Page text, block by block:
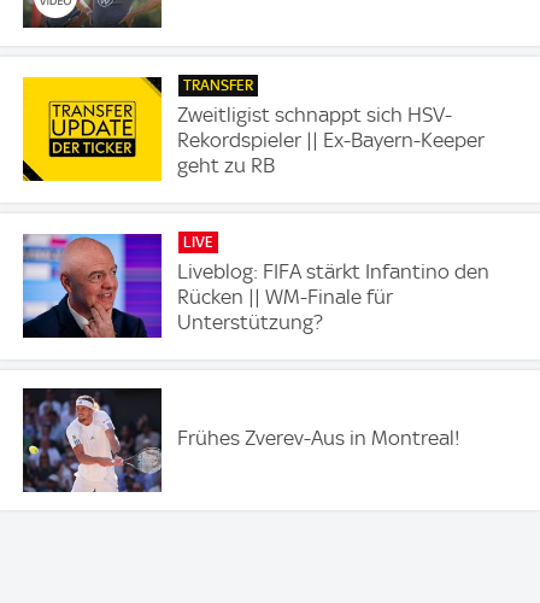
TRANSFER
Zweitligist schnappt sich HSV-
Rekordspieler || Ex-Bayern-Keeper
geht zu RB
LIVE
Liveblog: FIFA stärkt Infantino den
Rücken || WM-Finale für
Unterstützung?
Frühes Zverev-Aus in Montreal!